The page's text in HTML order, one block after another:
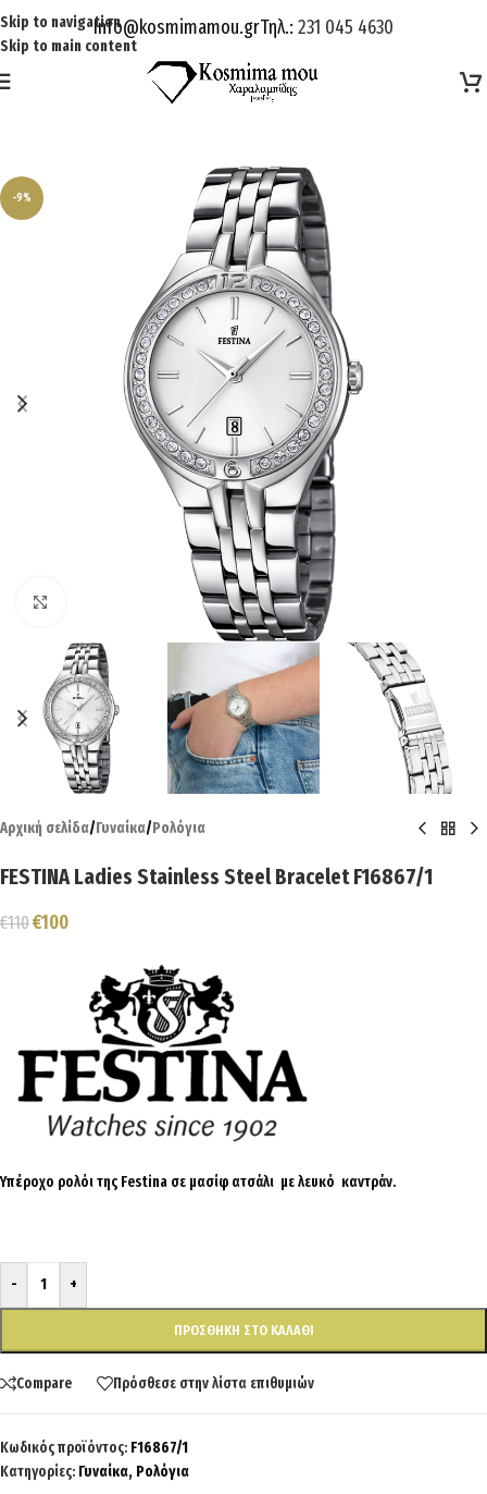
Skip to navigation
Skip to main content
Info@kosmimamou.grΤηλ.: 231 045 4630
-9%
Αρχική σελίδα/Γυναίκα/Ρολόγια
FESTINA Ladies Stainless Steel Bracelet F16867/1
€110€100
Υπέροχο ρολόι της Festina σε μασίφ ατσάλι με λευκό καντράν.
- +
ΠΡΟΣΘΉΚΗ ΣΤΟ ΚΑΛΆΘΙ
Compare Πρόσθεσε στην λίστα επιθυμιών
Κωδικός προϊόντος: F16867/1
Κατηγορίες: Γυναίκα, Ρολόγια